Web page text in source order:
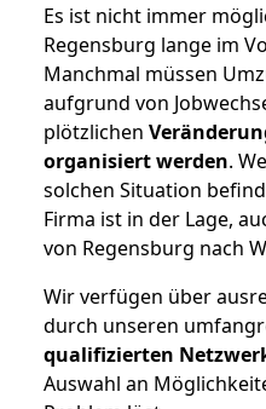
Es ist nicht immer
Regensburg lange im
Manchmal müssen
aufgrund von
plötzlichen
organisiert werden.
solchen Situation
Firma ist in der Lage,
von Regensburg nach
Wir verfügen über
durch unseren
qualifizierten
Auswahl an